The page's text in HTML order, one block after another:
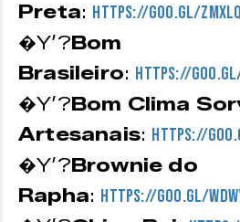
Preta: https://goo.gl/
�Y’?Bom
Brasileiro: https://goo.gl/
�Y’?Bom Clima
Artesanais: https://
�Y’?Brownie do
Rapha: https://goo.gl/